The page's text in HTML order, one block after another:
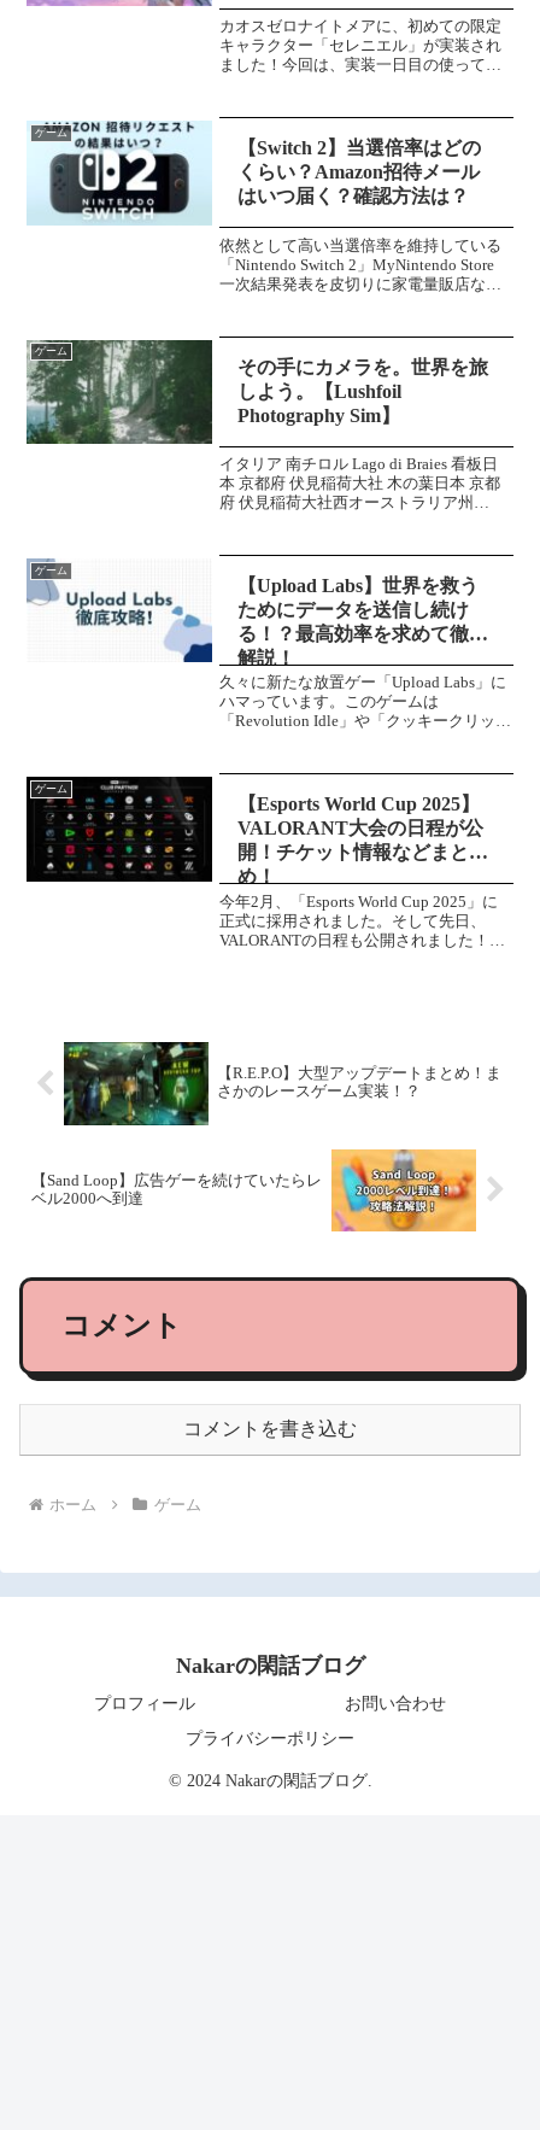
カオスゼロナイトメアに、初めての限定
キャラクター「セレニエル」が実装され
ました！今回は、実装一日目の使ってみ
レニエルのローマ字表記は「 Sereniel 」
＼最新攻略記...
ゲーム
【Switch 2】当選倍率はどの
くらい？Amazon招待メール
はいつ届く？確認方法は？
依然として高い当選倍率を維持している
「Nintendo Switch 2」MyNintendo Store
一次結果発表を皮切りに家電量販店など
か。どの店舗で抽選を掛けれ...
ゲーム
その手にカメラを。世界を旅
しよう。【Lushfoil
Photography Sim】
イタリア 南チロル Lago di Braies 看板日
本 京都府 伏見稲荷大社 木の葉日本 京都
府 伏見稲荷大社西オーストラリア州
ゲーム
【Upload Labs】世界を救う
ためにデータを送信し続け
る！？最高効率を求めて徹底
解説！
久々に新たな放置ゲー「Upload Labs」に
ハマっています。このゲームは
「Revolution Idle」や「クッキークリッカ
仮想通貨で稼ぎ、最終的に宇宙の「熱的
ゲーム
【Esports World Cup 2025】
VALORANT大会の日程が公
開！チケット情報などまと
め！
今年2月、「Esports World Cup 2025」に
正式に採用されました。そして先日、
VALORANTの日程も公開されました！今
【R.E.P.O】大型アップデートまとめ！ま
さかのレースゲーム実装！？
【Sand Loop】広告ゲーを続けていたらレ
ベル2000へ到達
コメント
コメントを書き込む
ホーム ゲーム
Nakarの閑話ブログ
プロフィール
お問い合わせ
プライバシーポリシー
© 2024 Nakarの閑話ブログ.